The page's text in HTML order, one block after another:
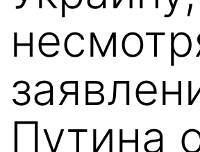
Путина